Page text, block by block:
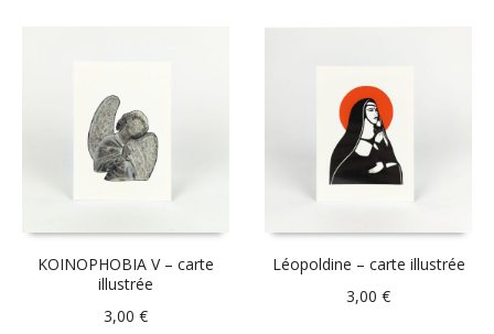
KOINOPHOBIA V – carte
illustrée
3,00 €
Léopoldine – carte illustrée
3,00€